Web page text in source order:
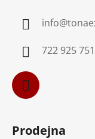
info@
722 925 751
Prodejna